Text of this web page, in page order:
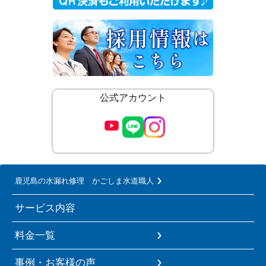
公式アカウント
鹿児島の水漏れ修理 かごしま水道職人
サービス内容
料金一覧
事例・お客様の声